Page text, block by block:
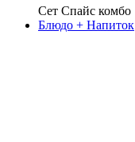
Сет Спайс комбо
Блюдо + Напиток